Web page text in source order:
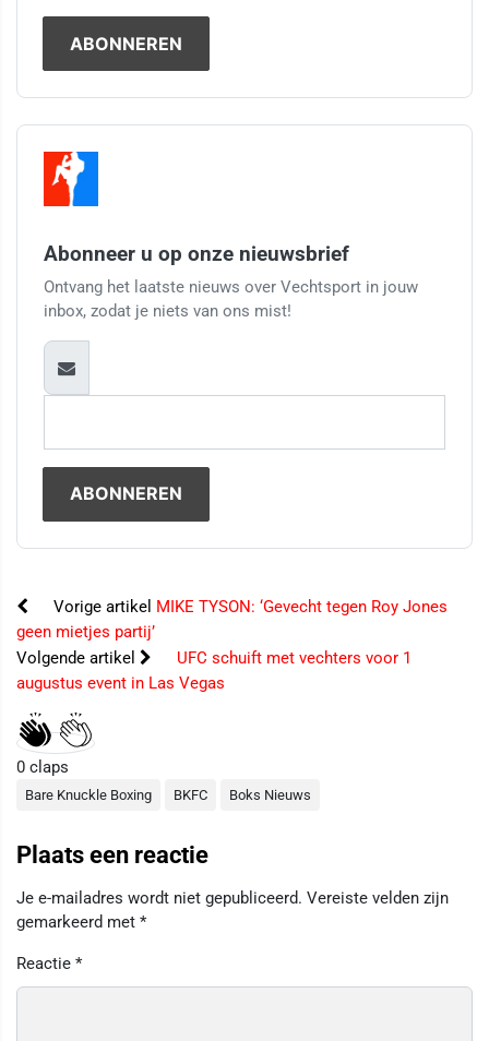
Abonneer u op onze nieuwsbrief
Ontvang het laatste nieuws over Vechtsport in jouw
inbox, zodat je niets van ons mist!
Vorige artikel MIKE TYSON: ‘Gevecht tegen Roy Jones
geen mietjes partij’
Volgende artikel
UFC schuift met vechters voor 1
augustus event in Las Vegas
0 claps
Bare Knuckle Boxing BKFC Boks Nieuws
Plaats een reactie
Je e-mailadres wordt niet gepubliceerd. Vereiste velden zijn
gemarkeerd met *
Reactie *